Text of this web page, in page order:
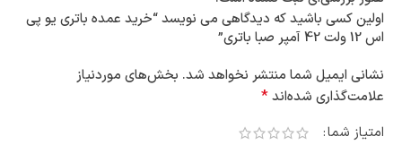
اولین کسی باشید که دیدگاهی می نویسد “خرید عمده باتری یو پی
اس 12 ولت 42 آمپر صبا باتری”
نشانی ایمیل شما منتشر نخواهد شد. بخش‌های موردنیاز
علامت‌گذاری شده‌اند*
امتیاز شما